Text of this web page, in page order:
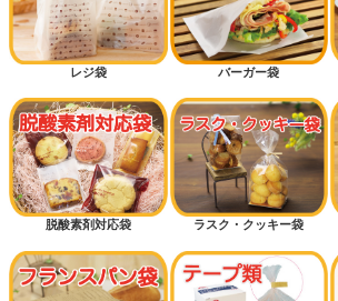
レジ袋 バーガー袋
脱酸素剤対応袋 ラスク・クッキー袋